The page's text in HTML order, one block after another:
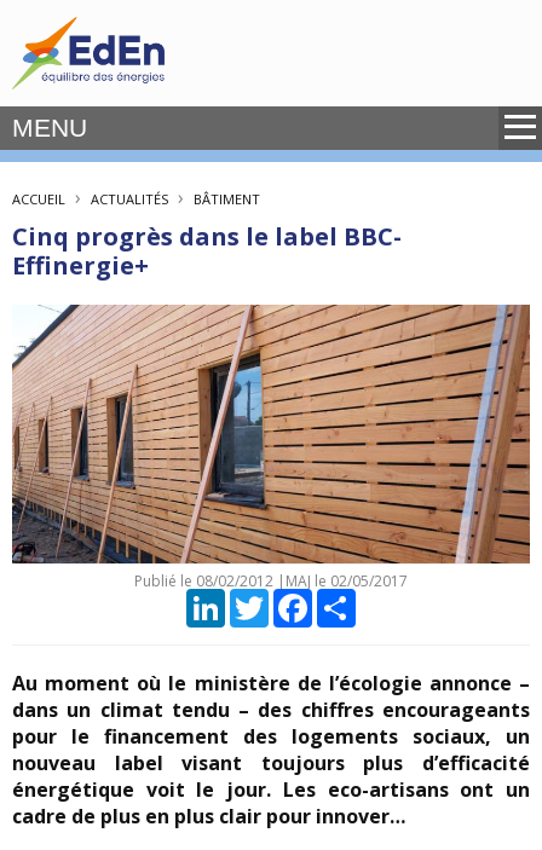
MENU
ACCUEIL › ACTUALITÉS › BÂTIMENT
Cinq progrès dans le label BBC-
Effinergie+
Publié le 08/02/2012 | MAJ le 02/05/2017
LinkedInTwitterFacebook
Au moment où le ministère de l’écologie annonce –
dans un climat tendu – des chiffres encourageants
pour le financement des logements sociaux, un
nouveau label visant toujours plus d’efficacité
énergétique voit le jour. Les eco-artisans ont un
cadre de plus en plus clair pour innover…